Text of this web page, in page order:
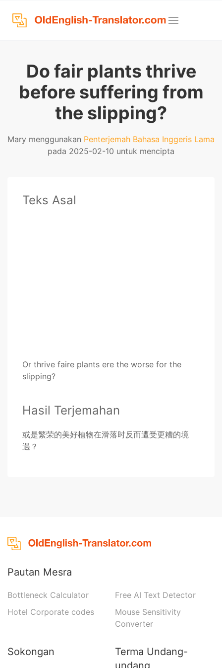
Do fair plants thrive
before suffering from
the slipping?
Mary menggunakan Penterjemah Bahasa Inggeris Lama
pada 2025-02-10 untuk mencipta
Teks Asal
Or thrive faire plants ere the worse for the
slipping?
Hasil Terjemahan
或是繁荣的美好植物在滑落时反而遭受更糟的境
遇？
Pautan Mesra
Bottleneck Calculator
Hotel Corporate codes
Free AI Text Detector
Mouse Sensitivity
Converter
Sokongan
Terma Undang-
undang